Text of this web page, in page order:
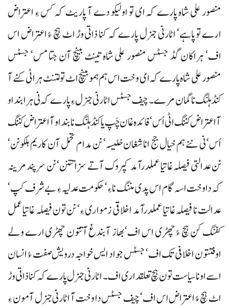
منصور علی شاہ پارے کہ ای تو اولیکو دے آ پاریٹ کہ کس ءِ اعتراض
ارے تو پاہے‘ اٹارنی جنرل پارے کہ کنا ذاتی وڑ اٹ ہچ ءُ اعتراض اس
اف‘ ہراکان گڈ جسٹس منصور علی شاہ تینٹ بینچ آن جتا مس‘ جسٹس
منصور علی شاہ پارے کہ ای وخت اس ہم ہمو بینچ اٹ تولتنٹ ہراٹی کنے آ
کنڈ ہلنگ نا گمان مرے۔ چیف جسٹس اٹارنی جنرل ءِ پارے کہ نی ہرا بنداو
آ اعتراض کننگ اٹی اُس‘ فائدہ غان چَپ یا کنڈہلنگ نا بنداو آاعتراض کننگ
اُس‘ نی ننے ہم خیال جج انا شغان خلیسہ‘ نن مدام تحمل آن کاریم ہلکونن‘
نن عدالتی فیصلہ غاتیا عملدرآمد کپروک آتے سزا تتنن‘ نن سرپند مرینہ
کہ داوخت اسہ گام اس پدی مننگ ناءِ‘ حکومت عدلیہ ءِ بے شرف کپ‘
عدالت نا فیصلہ غاتیا عملدرآمد اخلاقی زمواری ءِ‘ نن تون فیصلہ غاتیا عمل
کفنگ کن ہچ ءُ چھڑی اس اف‘ بھاز آبندغ آتتون چھڑی ارے ولے
اوفتتون اخلافی تک اف‘ جسٹس جواد ایس خواجہ درویش صفت ءُ انسان
اسے اونا سیاست تون ہچ تعلقداری اف۔ اٹارنی جنرل پارے کہ کنا ذاتی وڑ
اٹ ہچ ءُ اعتراض اس اف‘ چیف جسٹس دا وخت آ اٹارنی جنرل آ مون ءِ